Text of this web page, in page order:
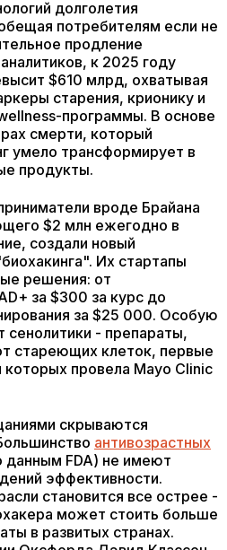
долголетия
потребителям если не
продление
к 2025 году
$610 млрд, охватывая
старения, крионику и
программы. В основе
смерти, который
умело трансформирует в
продукты.
вроде Брайана
$2 млн ежегодно в
создали новый
Их стартапы
решения: от
за $300 за курс до
за $25 000. Особую
сенолитики - препараты,
стареющих клеток, первые
которых провела Mayo Clinic
скрываются
антивозрастных
данным FDA) не имеют
эффективности.
становится все острее -
может стоить больше
в развитых странах.